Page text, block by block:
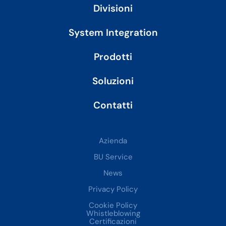
Divisioni
System Integration
Prodotti
Soluzioni
Contatti
Azienda
BU Service
News
Privacy Policy
Cookie Policy
Whistleblowing
Certificazioni